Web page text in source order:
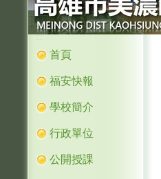
:::
首頁
福安快報
學校簡介
行政單位
公開授課